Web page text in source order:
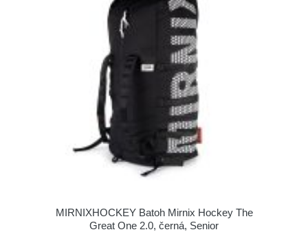
MIRNIXHOCKEY Batoh Mirnix Hockey The
Great One 2.0, černá, Senior